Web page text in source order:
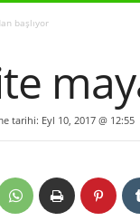
başlıyor
tarihi: Eyl 10, 2017 @ 12:55